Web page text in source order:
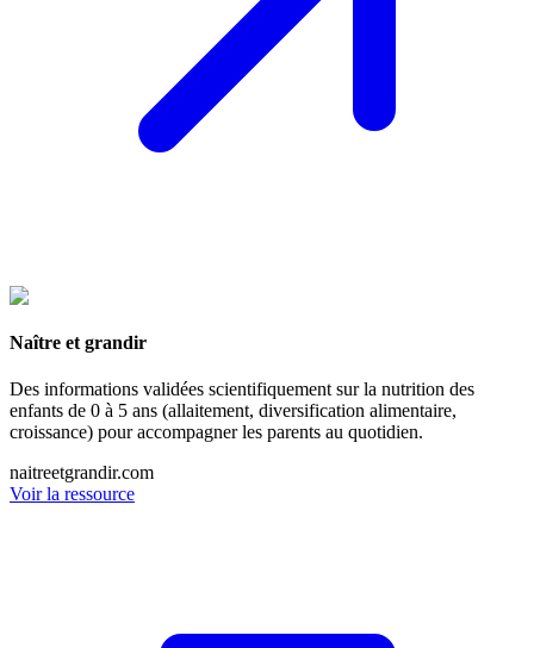
Naître et grandir
Des informations validées scientifiquement sur la nutrition des
enfants de 0 à 5 ans (allaitement, diversification alimentaire,
croissance) pour accompagner les parents au quotidien.
naitreetgrandir.com
Voir la ressource